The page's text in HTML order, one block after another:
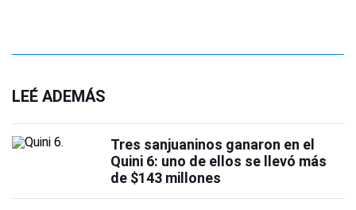
LEÉ ADEMÁS
Tres sanjuaninos ganaron en el
Quini 6: uno de ellos se llevó más
de $143 millones